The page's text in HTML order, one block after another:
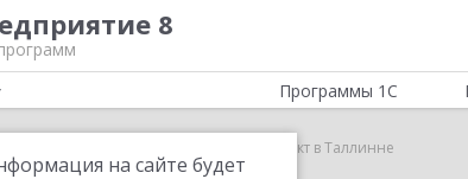
8
на сайте будет
Программы 1С
1С-Коннект в Таллинне